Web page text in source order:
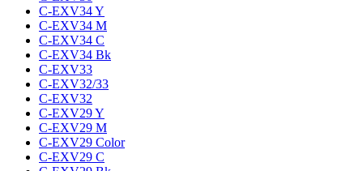
C-EXV34 Y
C-EXV34 M
C-EXV34 C
C-EXV34 Bk
C-EXV33
C-EXV32/33
C-EXV32
C-EXV29 Y
C-EXV29 M
C-EXV29 Color
C-EXV29 C